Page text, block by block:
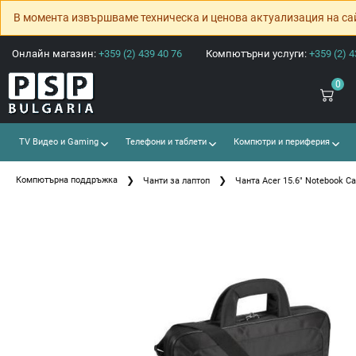
В момента извършваме техническа и ценова актуализация на
Онлайн магазин: +359 (2) 439 40 76 Компютърни услуги: +359 (2)
0
TV Видео и Gaming Телефони и таблети Компютри и периферия
Компютърна поддръжка Чанти за лаптоп Чанта Acer 15.6" Notebook